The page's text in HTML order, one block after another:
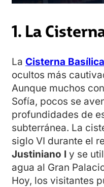
1. La
La Cisterna Basílica
ocultos más
Aunque muchos
Sofía, pocos se
profundidades de
subterránea. La
siglo VI durante el
Justiniano I y se
agua al Gran
Hoy, los visitantes